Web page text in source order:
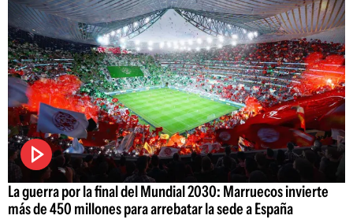
La guerra por la final del Mundial 2030: Marruecos invierte
más de 450 millones para arrebatar la sede a España